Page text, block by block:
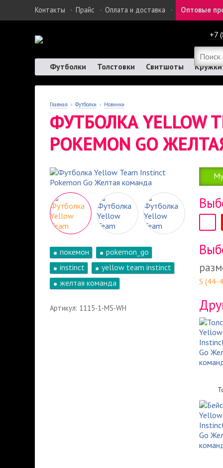
Контакты · Прайс · Оплата и доставка · Оптовые
+7
Футболки Толстовки Свитшоты Кружки
Главная › Футболки › Новинки
ФУТБОЛКА YELLOW
POKEMON GO
покемон
pokemon_go
instinct
yellow team instinct
желтая команда
Артикул: 1115-1-MS-WH
S (44-